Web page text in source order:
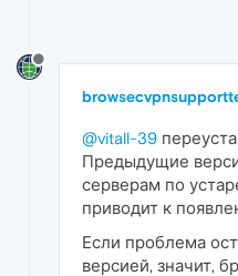
@vitall-39
Предыдущие
серверам по
приводит к
Если проблема
версией, значит,